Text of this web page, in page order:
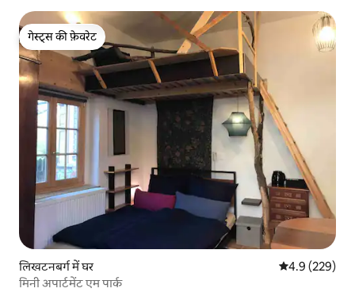
गेस्ट्स की फ़ेवरेट
गेस्ट्स की फ़ेवरेट
लिखटनबर्ग में घर औसत रेटिंग 5 में
4.9 (229)
मिनी अपार्टमेंट एम पार्क